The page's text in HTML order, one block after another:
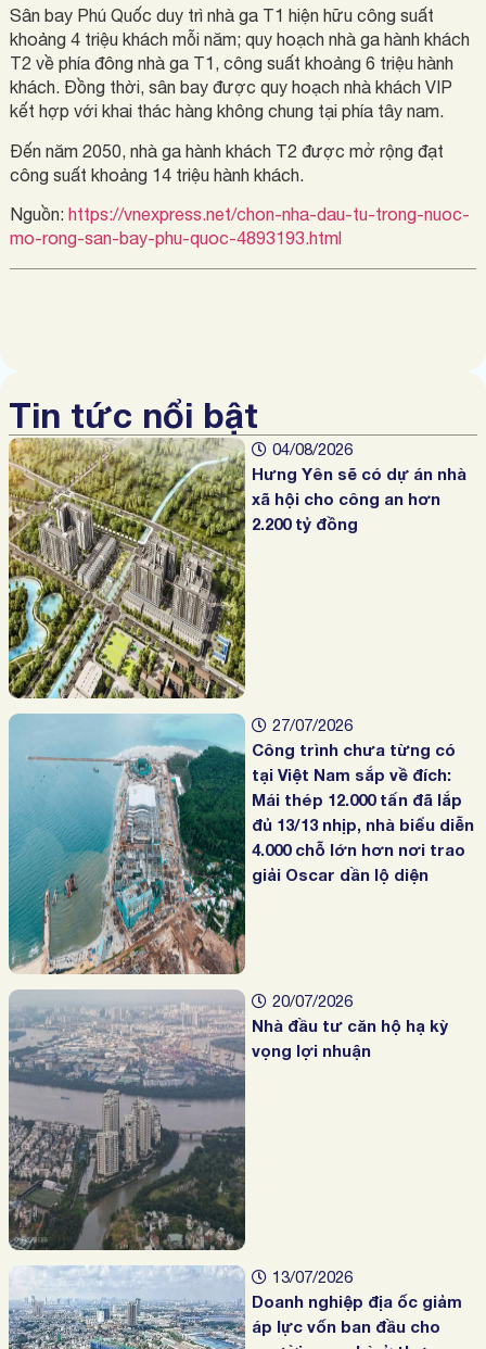
Sân bay Phú Quốc duy trì nhà ga T1 hiện hữu công suất
khoảng 4 triệu khách mỗi năm; quy hoạch nhà ga hành khách
T2 về phía đông nhà ga T1, công suất khoảng 6 triệu hành
khách. Đồng thời, sân bay được quy hoạch nhà khách VIP
kết hợp với khai thác hàng không chung tại phía tây nam.
Đến năm 2050, nhà ga hành khách T2 được mở rộng đạt
công suất khoảng 14 triệu hành khách.
Nguồn: https://vnexpress.net/chon-nha-dau-tu-trong-nuoc-
mo-rong-san-bay-phu-quoc-4893193.html
Tin tức nổi bật
04/08/2026
Hưng Yên sẽ có dự án nhà
xã hội cho công an hơn
2.200 tỷ đồng
27/07/2026
Công trình chưa từng có
tại Việt Nam sắp về đích:
Mái thép 12.000 tấn đã lắp
đủ 13/13 nhịp, nhà biểu diễn
4.000 chỗ lớn hơn nơi trao
giải Oscar dần lộ diện
20/07/2026
Nhà đầu tư căn hộ hạ kỳ
vọng lợi nhuận
13/07/2026
Doanh nghiệp địa ốc giảm
áp lực vốn ban đầu cho